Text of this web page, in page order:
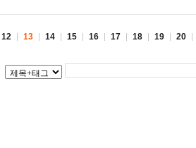
12 13 14 15 16 17 18 19 20